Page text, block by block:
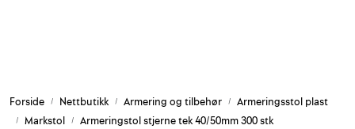
Forside Nettbutikk Armering og tilbehør
Armeringsstol plast
Markstol
Armeringstol stjerne tek 40/50mm 300 stk
Belysning og sesong